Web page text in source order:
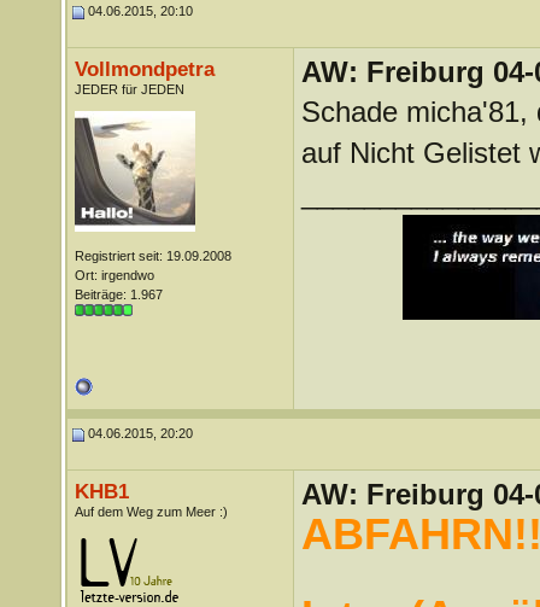
04.06.2015, 20:10
Vollmondpetra
JEDER für JEDEN
Registriert seit: 19.09.2008
Ort: irgendwo
Beiträge: 1.967
AW: Freiburg
Schade
auf Nicht Gelistet
04.06.2015, 20:20
KHB1
Auf dem Weg zum Meer :)
AW: Freiburg